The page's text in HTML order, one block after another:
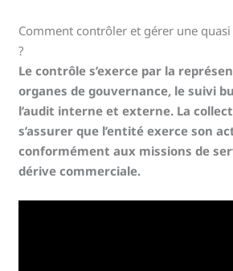
Comment contrôler et gérer une
?
Le contrôle s’exerce par la
organes de gouvernance, le suivi
l’audit interne et externe. La
s’assurer que l’entité exerce son
conformément aux missions de
dérive commerciale.